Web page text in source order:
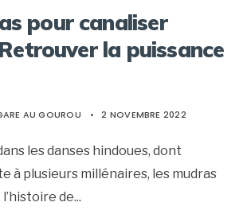
pour canaliser
la puissance
AU GOUROU • 2 NOVEMBRE 2022
les danses hindoues, dont
à plusieurs millénaires, les mudras
de...